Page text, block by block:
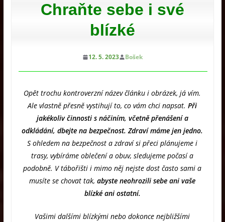
Chraňte sebe i své
blízké
12. 5. 2023 Bošek
Opět trochu kontroverzní název článku i obrázek, já vím.
Ale vlastně přesně vystihují to, co vám chci napsat.Při
jakékoliv činnosti s náčiním, včetně přenášení a
odkládání, dbejte na bezpečnost. Zdraví máme jen jedno.
S ohledem na bezpečnost a zdraví si přeci plánujeme i
trasy, vybíráme oblečení a obuv, sledujeme počasí a
podobně. V tábořišti i mimo něj nejste dost často sami a
musíte se chovat tak,abyste neohrozili sebe ani vaše
blízké ani ostatní.
Vašimi dalšími blízkými nebo dokonce nejbližšími